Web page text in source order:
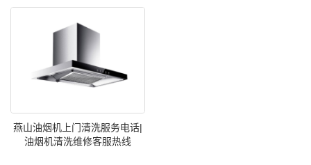
燕山油烟机上门清洗服务电话|
油烟机清洗维修客服热线